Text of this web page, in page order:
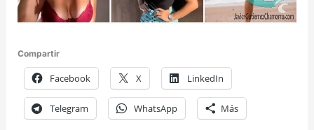
Compartir
Facebook X LinkedIn
Telegram WhatsApp Más